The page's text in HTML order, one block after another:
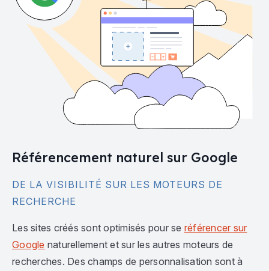
Référencement naturel sur Google
DE LA VISIBILITÉ SUR LES MOTEURS DE
RECHERCHE
Les sites créés sont optimisés pour se référencer sur
Google naturellement et sur les autres moteurs de
recherches. Des champs de personnalisation sont à